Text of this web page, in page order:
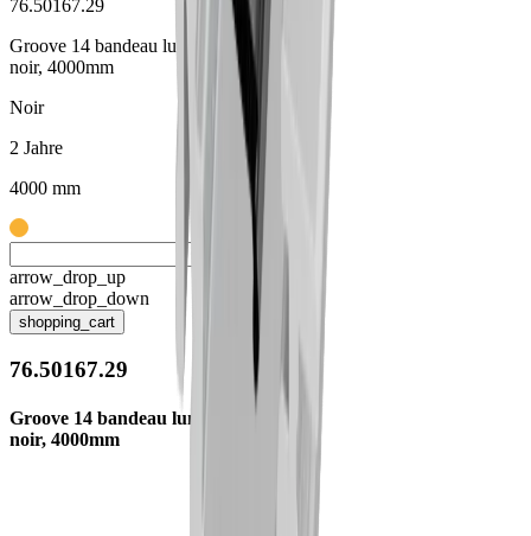
76.50167.29
Groove 14 bandeau lumineux
noir, 4000mm
Noir
2 Jahre
4000 mm
arrow_drop_up
arrow_drop_down
shopping_cart
76.50167.29
Groove 14 bandeau lumineux
noir, 4000mm